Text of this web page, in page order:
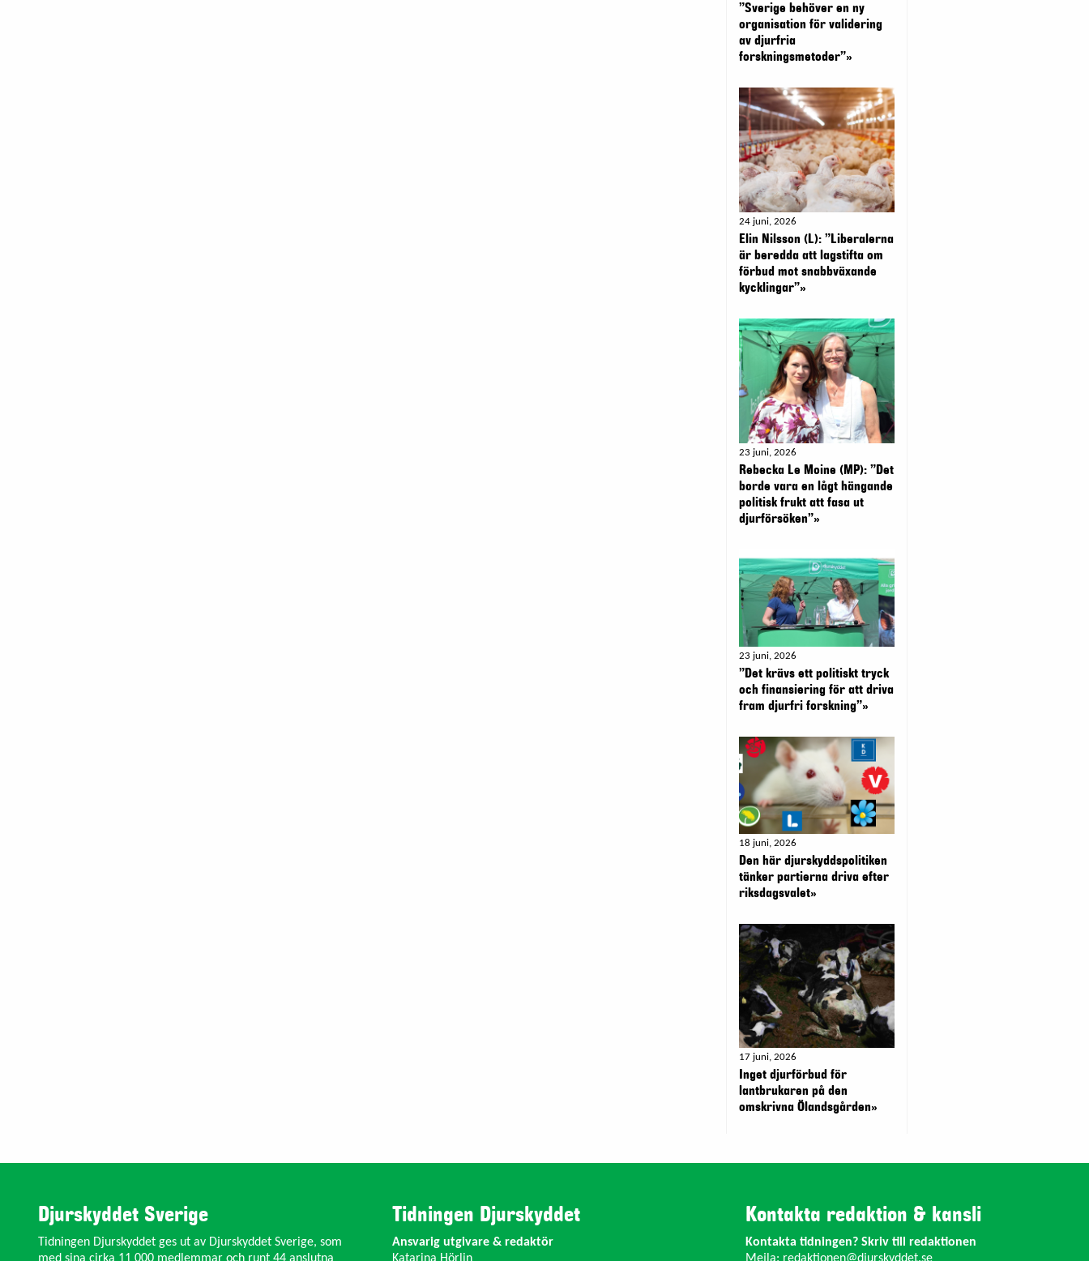
”Sverige behöver en ny
organisation för validering
av djurfria
forskningsmetoder”»
24 juni, 2026
Elin Nilsson (L): ”Liberalerna
är beredda att lagstifta om
förbud mot snabbväxande
kycklingar”»
23 juni, 2026
Rebecka Le Moine (MP): ”Det
borde vara en lågt hängande
politisk frukt att fasa ut
djurförsöken”»
23 juni, 2026
”Det krävs ett politiskt tryck
och finansiering för att driva
fram djurfri forskning”»
18 juni, 2026
Den här djurskyddspolitiken
tänker partierna driva efter
riksdagsvalet»
17 juni, 2026
Inget djurförbud för
lantbrukaren på den
omskrivna Ölandsgården»
Djurskyddet Sverige
Tidningen Djurskyddet ges ut av Djurskyddet Sverige, som
Tidningen Djurskyddet
Ansvarig utgivare & redaktör
Kontakta redaktion & kansli
Kontakta tidningen? Skriv till redaktionen